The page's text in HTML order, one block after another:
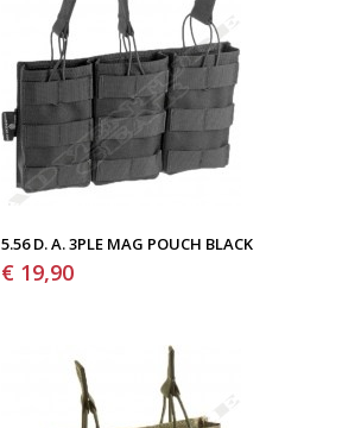
5.56 D. A. 3PLE MAG POUCH BLACK
€ 19,90